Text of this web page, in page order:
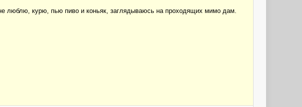
люблю, курю, пью пиво и коньяк, заглядываюсь на проходящих мимо дам.